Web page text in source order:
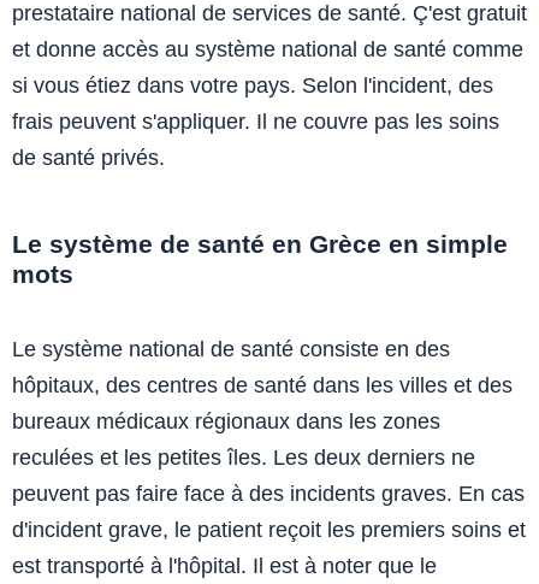
prestataire national de services de santé. Ç'est gratuit
et donne accès au système national de santé comme
si vous étiez dans votre pays. Selon l'incident, des
frais peuvent s'appliquer. Il ne couvre pas les soins
de santé privés.
Le système de santé en Grèce en simple
mots
Le système national de santé consiste en des
hôpitaux, des centres de santé dans les villes et des
bureaux médicaux régionaux dans les zones
reculées et les petites îles. Les deux derniers ne
peuvent pas faire face à des incidents graves. En cas
d'incident grave, le patient reçoit les premiers soins et
est transporté à l'hôpital. Il est à noter que le